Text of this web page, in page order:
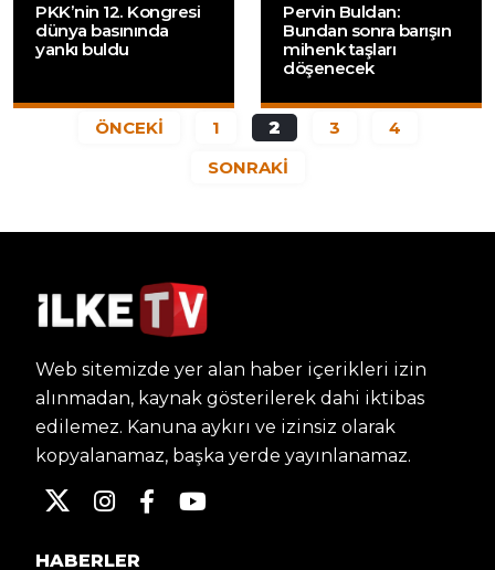
PKK’nin 12. Kongresi
dünya basınında
yankı buldu
Pervin Buldan:
Bundan sonra barışın
mihenk taşları
döşenecek
ÖNCEKİ 1 2 3
4
SONRAKİ
Web sitemizde yer alan haber içerikleri izin
alınmadan, kaynak gösterilerek dahi iktibas
edilemez. Kanuna aykırı ve izinsiz olarak
kopyalanamaz, başka yerde yayınlanamaz.
HABERLER